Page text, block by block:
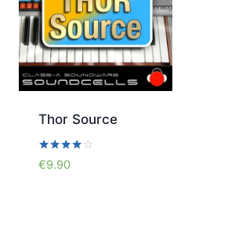
Thor Source
Bewertet
mit
€9.90